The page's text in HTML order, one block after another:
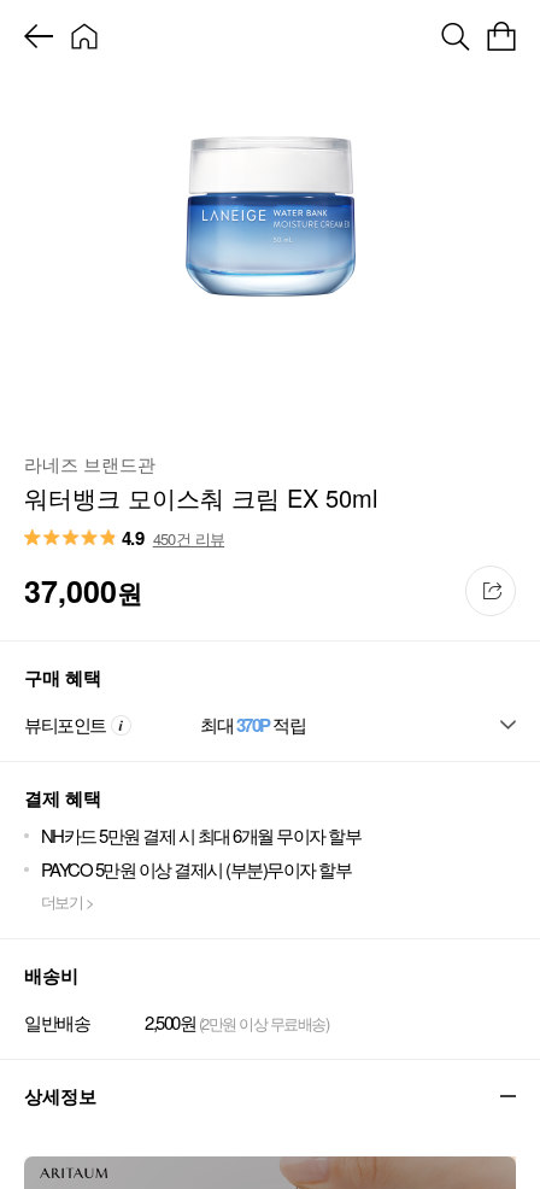
라네즈 브랜드관
워터뱅크 모이스춰 크림 EX 50ml
4.9 450건 리뷰
37,000원
구매 혜택
뷰티포인트 최대370P적립
결제 혜택
NH카드 5만원 결제 시 최대 6개월 무이자 할부
PAYCO 5만원 이상 결제시 (부분)무이자 할부
더보기 >
배송비
일반배송 2,500원 (2만원 이상 무료배송)
상세정보